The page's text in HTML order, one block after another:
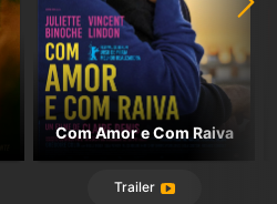
Com Amor e Com Raiva
Trailer